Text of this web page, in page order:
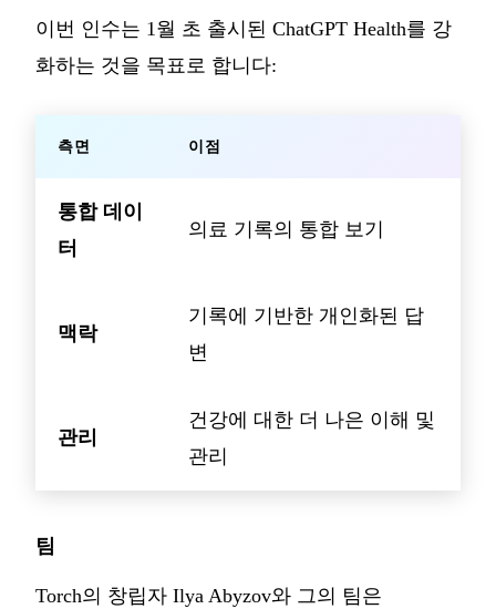
이번 인수는 1월 초 출시된 ChatGPT Health를 강
화하는 것을 목표로 합니다:
측면 이점
통합 데이
터
의료 기록의 통합 보기
맥락
기록에 기반한 개인화된 답
변
관리
건강에 대한 더 나은 이해 및
관리
팀
Torch의 창립자 Ilya Abyzov와 그의 팀은